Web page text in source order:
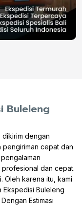
Buleleng
dikirim dengan
pengiriman cepat dan
dan cepat.
Oleh karena itu, kami
Ekspedisi Buleleng
Dengan Estimasi